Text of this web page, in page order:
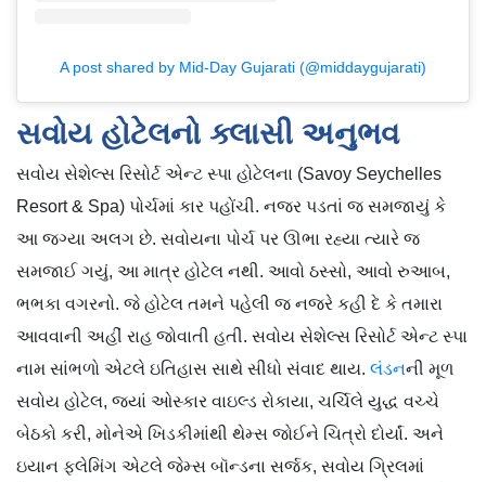
A post shared by Mid-Day Gujarati (@middaygujarati)
સવોય હોટેલનો ક્લાસી અનુભવ
સવોય સેશેલ્સ રિસોર્ટ એન્ટ સ્પા હોટેલના (Savoy Seychelles
Resort & Spa) પોર્ચમાં કાર પહોંચી. નજર પડતાં જ સમજાયું કે
આ જગ્યા અલગ છે. સવોયના પોર્ચ પર ઊભા રહ્યા ત્યારે જ
સમજાઈ ગયું, આ માત્ર હોટેલ નથી. આવો ઠસ્સો, આવો રુઆબ,
ભભકા વગરનો. જે હોટેલ તમને પહેલી જ નજરે કહી દે કે તમારા
આવવાની અહીં રાહ જોવાતી હતી. સવોય સેશેલ્સ રિસોર્ટ એન્ટ સ્પા
નામ સાંભળો એટલે ઇતિહાસ સાથે સીધો સંવાદ થાય. લંડનની મૂળ
સવોય હોટેલ, જ્યાં ઓસ્કાર વાઇલ્ડ રોકાયા, ચર્ચિલે યુદ્ધ વચ્ચે
બેઠકો કરી, મોનેએ ખિડકીમાંથી થેમ્સ જોઈને ચિત્રો દોર્યાં. અને
ઇયાન ફ્લેમિંગ એટલે જેમ્સ બૉન્ડના સર્જક, સવોય ગ્રિલમાં